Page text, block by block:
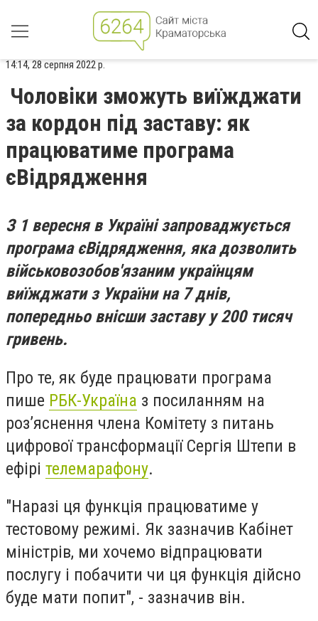
14:14, 28 серпня 2022 р.
Чоловіки зможуть виїжджати
за кордон під заставу: як
працюватиме програма
єВідрядження
З 1 вересня в Україні запроваджується
програма єВідрядження, яка дозволить
військовозобов'язаним українцям
виїжджати з України на 7 днів,
попередньо внісши заставу у 200 тисяч
гривень.
Про те, як буде працювати програма
пише РБК-Україна з посиланням на
роз’яснення члена Комітету з питань
цифрової трансформації Сергія Штепи в
ефірі телемарафону.
"Наразі ця функція працюватиме у
тестовому режимі. Як зазначив Кабінет
міністрів, ми хочемо відпрацювати
послугу і побачити чи ця функція дійсно
буде мати попит", - зазначив він.